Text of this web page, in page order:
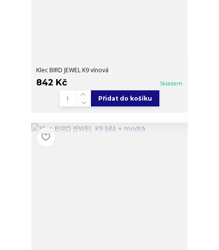
Klec BIRD JEWEL K9 vínová
842 Kč Skladem
Přidat do košíku